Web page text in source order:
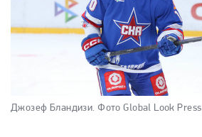
Джозеф Бландизи. Фото Global Look Press